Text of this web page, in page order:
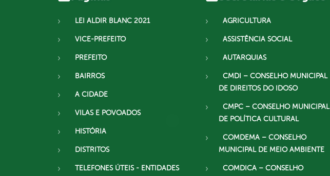
LEI ALDIR BLANC 2021
VICE-PREFEITO
PREFEITO
BAIRROS
A CIDADE
VILAS E POVOADOS
HISTÓRIA
DISTRITOS
TELEFONES ÚTEIS - ENTIDADES
AGRICULTURA
ASSISTÊNCIA SOCIAL
AUTARQUIAS
CMDI – CONSELHO MUNICIPAL
DE DIREITOS DO IDOSO
CMPC – CONSELHO MUNICIPAL
DE POLÍTICA CULTURAL
COMDEMA – CONSELHO
MUNICIPAL DE MEIO AMBIENTE
COMDICA – CONSELHO